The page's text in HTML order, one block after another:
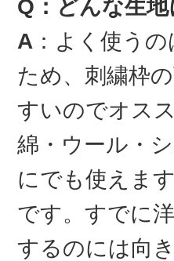
Q：どんな生
A ：よく使うの
ため、刺繍枠
すいのでオス
綿・ウール・
にでも使えま
です。すでに
するのには向